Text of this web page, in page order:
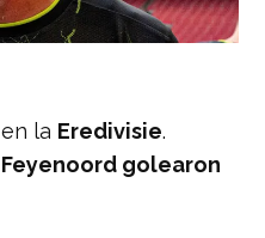
la Eredivisie.
golearon